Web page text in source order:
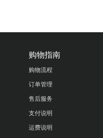
购物指南
购物流程
订单管理
售后服务
支付说明
运费说明